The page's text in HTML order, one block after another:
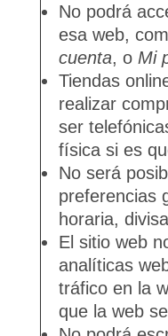
No podrá
esa web,
cuenta, o Mi
Tiendas
realizar
ser
física si es
No será
preferencias
horaria,
El sitio web
analíticas
tráfico en la
que la web